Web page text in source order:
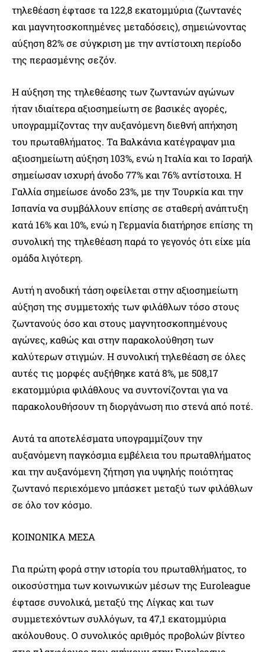
τηλεθέαση έφτασε τα 122,8 εκατομμύρια (ζωντανές
και μαγνητοσκοπημένες μεταδόσεις), σημειώνοντας
αύξηση 82% σε σύγκριση με την αντίστοιχη περίοδο
της περασμένης σεζόν.
Η αύξηση της τηλεθέασης των ζωντανών αγώνων
ήταν ιδιαίτερα αξιοσημείωτη σε βασικές αγορές,
υπογραμμίζοντας την αυξανόμενη διεθνή απήχηση
του πρωταθλήματος. Τα Βαλκάνια κατέγραψαν μια
αξιοσημείωτη αύξηση 103%, ενώ η Ιταλία και το Ισραήλ
σημείωσαν ισχυρή άνοδο 77% και 76% αντίστοιχα. Η
Γαλλία σημείωσε άνοδο 23%, με την Τουρκία και την
Ισπανία να συμβάλλουν επίσης σε σταθερή ανάπτυξη
κατά 16% και 10%, ενώ η Γερμανία διατήρησε επίσης τη
συνολική της τηλεθέαση παρά το γεγονός ότι είχε μία
ομάδα λιγότερη.
Αυτή η ανοδική τάση οφείλεται στην αξιοσημείωτη
αύξηση της συμμετοχής των φιλάθλων τόσο στους
ζωντανούς όσο και στους μαγνητοσκοπημένους
αγώνες, καθώς και στην παρακολούθηση των
καλύτερων στιγμών. Η συνολική τηλεθέαση σε όλες
αυτές τις μορφές αυξήθηκε κατά 8%, με 508,17
εκατομμύρια φιλάθλους να συντονίζονται για να
παρακολουθήσουν τη διοργάνωση πιο στενά από ποτέ.
Αυτά τα αποτελέσματα υπογραμμίζουν την
αυξανόμενη παγκόσμια εμβέλεια του πρωταθλήματος
και την αυξανόμενη ζήτηση για υψηλής ποιότητας
ζωντανό περιεχόμενο μπάσκετ μεταξύ των φιλάθλων
σε όλο τον κόσμο.
ΚΟΙΝΩΝΙΚΑ ΜΕΣΑ
Για πρώτη φορά στην ιστορία του πρωταθλήματος, το
οικοσύστημα των κοινωνικών μέσων της Euroleague
έφτασε συνολικά, μεταξύ της Λίγκας και των
συμμετεχόντων συλλόγων, τα 47,1 εκατομμύρια
ακόλουθους. Ο συνολικός αριθμός προβολών βίντεο